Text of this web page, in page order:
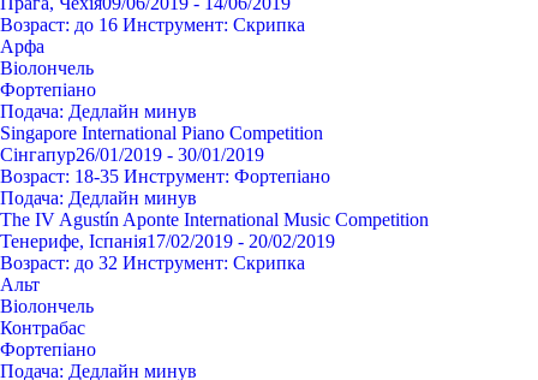
Возраст: до 16 Инструмент: Cкрипка
Арфа
Віолончель
Фортепіано
Подача: Дедлайн минув
Singapore International Piano Competition
Сінгапур26/01/2019 - 30/01/2019
Возраст: 18-35 Инструмент: Фортепіано
Подача: Дедлайн минув
The IV Agustín Aponte International Music Competition
Тенерифе, Іспанія17/02/2019 - 20/02/2019
Возраст: до 32 Инструмент: Cкрипка
Альт
Віолончель
Контрабас
Фортепіано
Подача: Дедлайн минув